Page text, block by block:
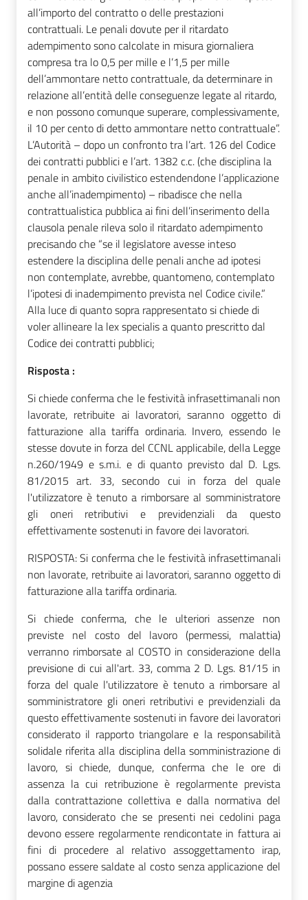
Risposta :
Si chiede conferma che le festività infrasettimanali non
lavorate, retribuite ai lavoratori, saranno oggetto di
fatturazione alla tariffa ordinaria. Invero, essendo le
stesse dovute in forza del CCNL applicabile, della Legge
n.260/1949 e s.m.i. e di quanto previsto dal D. Lgs.
81/2015 art. 33, secondo cui in forza del quale
l'utilizzatore è tenuto a rimborsare al somministratore
gli oneri retributivi e previdenziali da questo
effettivamente sostenuti in favore dei lavoratori.
RISPOSTA: Si conferma che le festività infrasettimanali
non lavorate, retribuite ai lavoratori, saranno oggetto di
fatturazione alla tariffa ordinaria.
Si chiede conferma, che le ulteriori assenze non
previste nel costo del lavoro (permessi, malattia)
verranno rimborsate al COSTO in considerazione della
previsione di cui all'art. 33, comma 2 D. Lgs. 81/15 in
forza del quale l'utilizzatore è tenuto a rimborsare al
somministratore gli oneri retributivi e previdenziali da
questo effettivamente sostenuti in favore dei lavoratori
considerato il rapporto triangolare e la responsabilità
solidale riferita alla disciplina della somministrazione di
lavoro, si chiede, dunque, conferma che le ore di
assenza la cui retribuzione è regolarmente prevista
dalla contrattazione collettiva e dalla normativa del
lavoro, considerato che se presenti nei cedolini paga
devono essere regolarmente rendicontate in fattura ai
fini di procedere al relativo assoggettamento irap,
possano essere saldate al costo senza applicazione del
margine di agenzia